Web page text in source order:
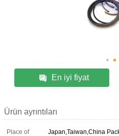
En iyi fiyat
Ürün ayrıntıları
Place of
Japan,Taiwan,China